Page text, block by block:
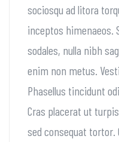
sociosqu ad litora
inceptos himenaeos.
sodales, nulla nibh
enim non metus.
Phasellus tincidunt
Cras placerat ut
sed consequat